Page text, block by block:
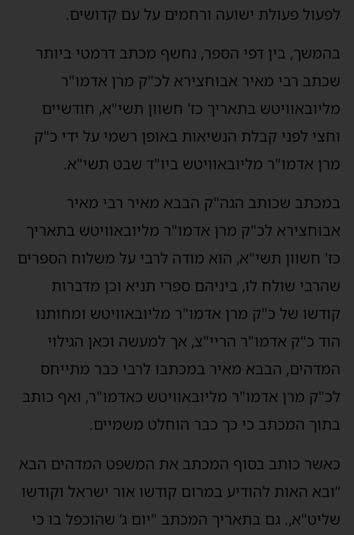
לפעול פעולת ישועה ורחמים על עם קדושים.
בהמשך, בין דפי הספר, נחשף מכתב דרמטי ביותר
שכתב רבי מאיר אבוחצירא לכ"ק מרן אדמו"ר
מליובאוויטש בתאריך כז' חשוון תשי"א, חודשיים
וחצי לפני קבלת הנשיאות באופן רשמי על ידי כ"ק
מרן אדמו"ר מליובאוויטש ביו"ד שבט תשי"א.
במכתב שכותב הגה"ק הבבא מאיר רבי מאיר
אבוחצירא לכ"ק מרן אדמו"ר מליובאוויטש בתאריך
כז' חשוון תשי"א, הוא מודה לרבי על משלוח הספרים
שהרבי שולח לו, ביניהם ספרי תניא וכן מדברות
קודשו של כ"ק מרן אדמו"ר מליובאוויטש ומחותנו
הוד כ"ק אדמו"ר הריי"צ, אך למעשה וכאן הגילוי
המדהים, הבבא מאיר במכתבו לרבי כבר מתייחס
לכ"ק מרן אדמו"ר מליובאוויטש כאדמו"ר, ואף כותב
בתוך המכתב כי כך כבר הוחלט משמיים.
כאשר כותב בסוף המכתב את המשפט המדהים הבא
“ובא האות להודיע במרום קודשו אור ישראל וקודשו
שליט"א,. גם בתאריך המכתב "יום ג’ שהוכפל בו כי